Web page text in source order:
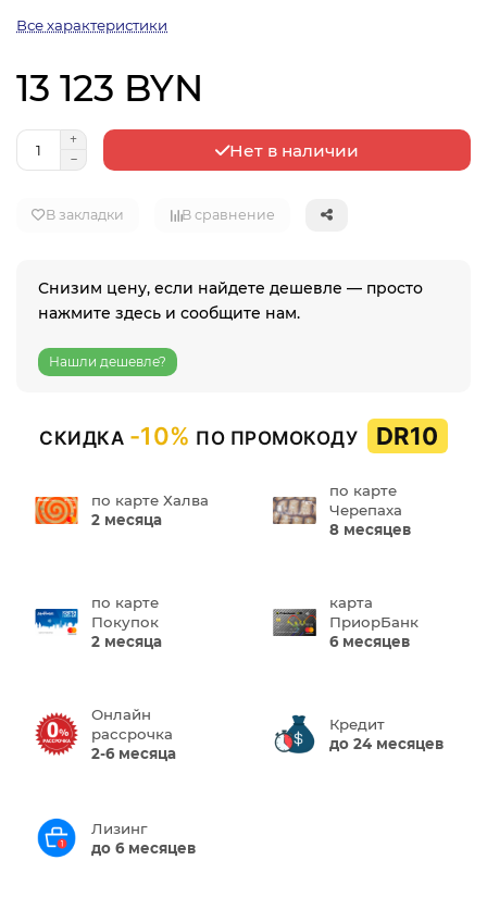
Все характеристики
13 123 BYN
Нет в наличии
В закладки В сравнение
Снизим цену, если найдете дешевле — просто
нажмите здесь и сообщите нам.
Нашли дешевле?
СКИДКА -10% ПО ПРОМОКОДУ DR10
по карте Халва
2 месяца
по карте
Черепаха
8 месяцев
по карте
Покупок
2 месяца
карта
ПриорБанк
6 месяцев
Онлайн
рассрочка
2-6 месяца
Кредит
до 24 месяцев
Лизинг
до 6 месяцев